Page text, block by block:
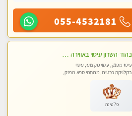
055-4532181
בהוד-השרון עיסוי באווירה ביתית רגועה
עיסוי מפנק, עיסוי מקצועי, עיסוי
בקלניקה פרטית, מתחמי ספא מפנק,
פלטינה